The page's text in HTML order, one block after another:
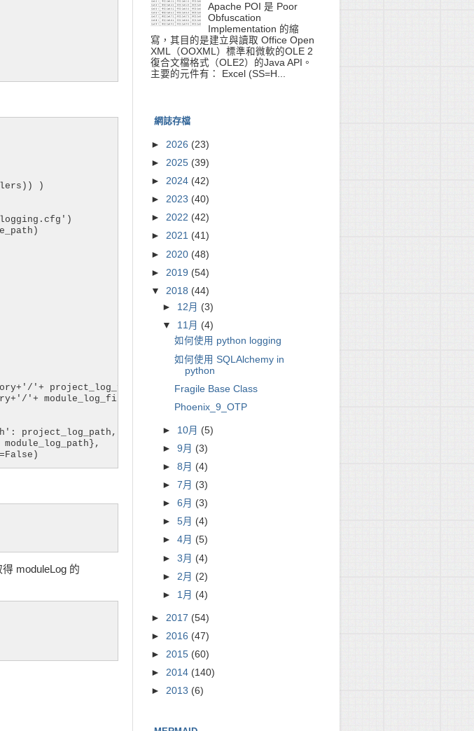
)
'+ project_log_file).replace('\\', '/')
'+ module_log_file).replace('\\', '/')
project_log_path,
得 moduleLog 的
Apache POI 是 Poor
Obfuscation
Implementation 的縮
寫，其目的是建立與讀取 Office Open
XML（OOXML）標準和微軟的OLE 2
復合文檔格式（OLE2）的Java API。
主要的元件有： Excel (SS=H...
網誌存檔
► 2026 (23)
► 2025 (39)
► 2024 (42)
► 2023 (40)
► 2022 (42)
► 2021 (41)
► 2020 (48)
► 2019 (54)
▼ 2018 (44)
► 12月 (3)
▼ 11月 (4)
如何使用 python logging
如何使用 SQLAlchemy in
python
Fragile Base Class
Phoenix_9_OTP
► 10月 (5)
►9月 (3)
►8月 (4)
►7月 (3)
►6月 (3)
►5月 (4)
►4月 (5)
►3月 (4)
► 2月 (2)
► 1月 (4)
► 2017 (54)
► 2016 (47)
► 2015 (60)
► 2014 (140)
► 2013 (6)